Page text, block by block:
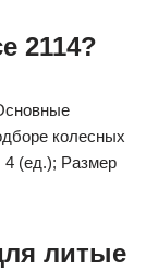
2114?
колесных
4 (ед.); Размер
литые